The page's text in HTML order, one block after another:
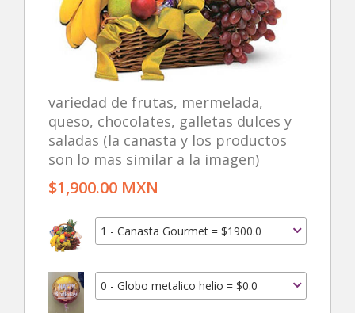
variedad de frutas, mermelada,
queso, chocolates, galletas dulces y
saladas (la canasta y los productos
son lo mas similar a la imagen)
$1,900.00 MXN
1 - Canasta Gourmet = $1900.0
0 - Globo metalico helio = $0.0